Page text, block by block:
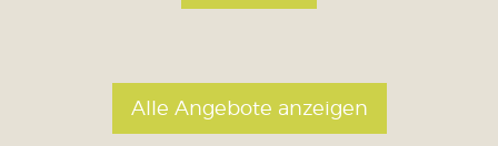
Alle Angebote anzeigen